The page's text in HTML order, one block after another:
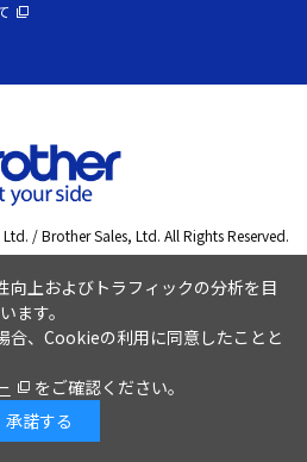
/ Brother Sales, Ltd. All Rights Reserved.
向上およびトラフィックの分析を目
ます。
合、Cookieの利用に同意したことと
をご確認ください。
承諾する